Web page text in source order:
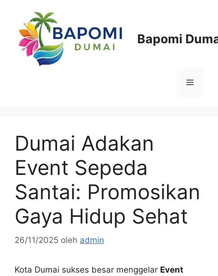
Bapomi
Menu
Dumai Adakan
Event Sepeda
Santai: Promosikan
Gaya Hidup Sehat
26/11/2025 oleh admin
Kota Dumai sukses besar menggelar Event